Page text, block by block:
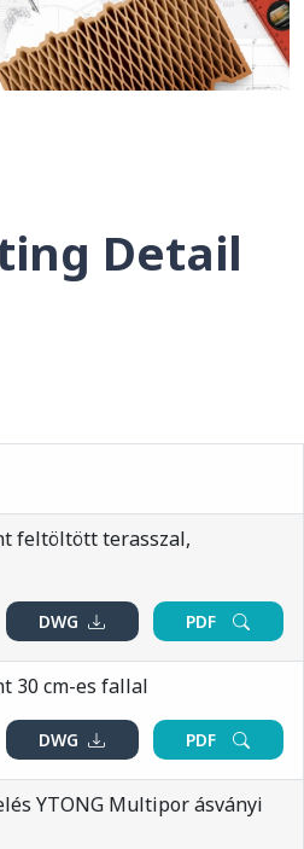
Detail
feltöltött terasszal,
DWG PDF
30 cm-es fallal
DWG PDF
YTONG Multipor ásványi